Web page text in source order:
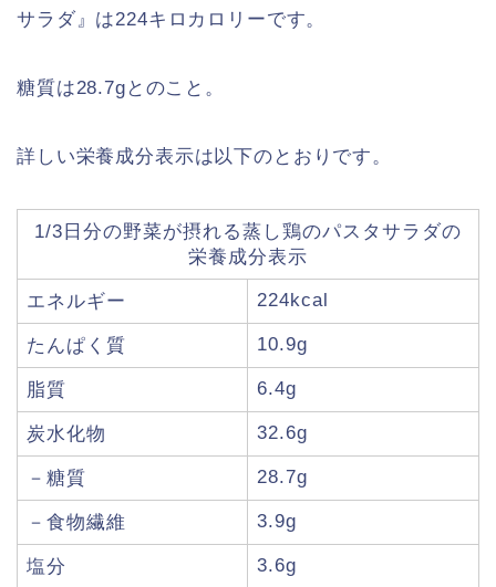
サラダ』は224キロカロリーです。
糖質は28.7gとのこと。
詳しい栄養成分表示は以下のとおりです。
1/3日分の野菜が摂れる蒸し鶏のパスタサラダの
栄養成分表示
エネルギー 224kcal
たんぱく質 10.9g
脂質 6.4g
炭水化物 32.6g
－糖質 28.7g
－食物繊維 3.9g
塩分 3.6g